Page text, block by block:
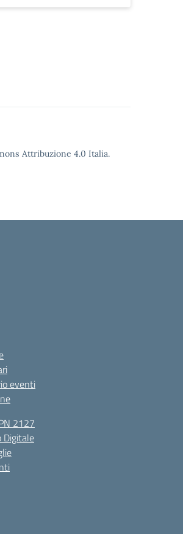
Attribuzione 4.0 Italia.
eventi
2127
Digitale